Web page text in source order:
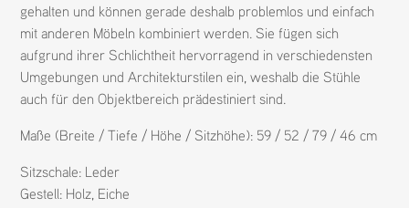
gehalten und können gerade deshalb problemlos und einfach
mit anderen Möbeln kombiniert werden. Sie fügen sich
aufgrund ihrer Schlichtheit hervorragend in verschiedensten
Umgebungen und Architekturstilen ein, weshalb die Stühle
auch für den Objektbereich prädestiniert sind.
Maße (Breite / Tiefe / Höhe / Sitzhöhe): 59 / 52 / 79 / 46 cm
Sitzschale: Leder
Gestell: Holz, Eiche